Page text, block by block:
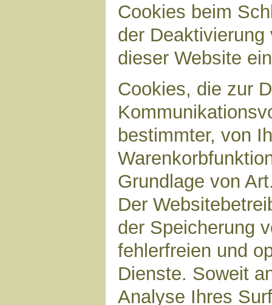
Cookies beim
der
dieser Website
Cookies, die zur
bestimmter, von
Grundlage von
Der
der Speicherung
fehlerfreien und
Dienste. Soweit
Analyse Ihres